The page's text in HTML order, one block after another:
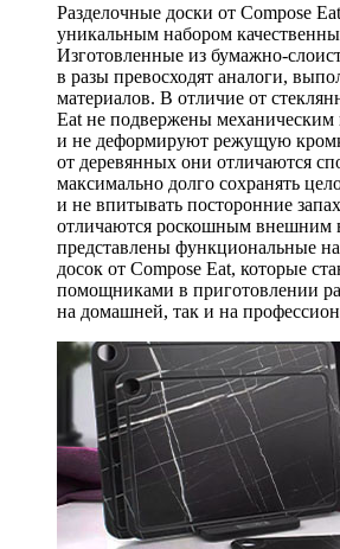
Разделочные доски от Compose
уникальным набором
Изготовленные из бумажно-
в разы превосходят аналоги,
материалов. В отличие от
Eat не подвержены
и не деформируют режущую
от деревянных они отличаются
максимально долго сохранять
и не впитывать посторонние
отличаются роскошным внешним
представлены функциональные
досок от Compose Eat, которые
помощниками в приготовлении
на домашней, так и на